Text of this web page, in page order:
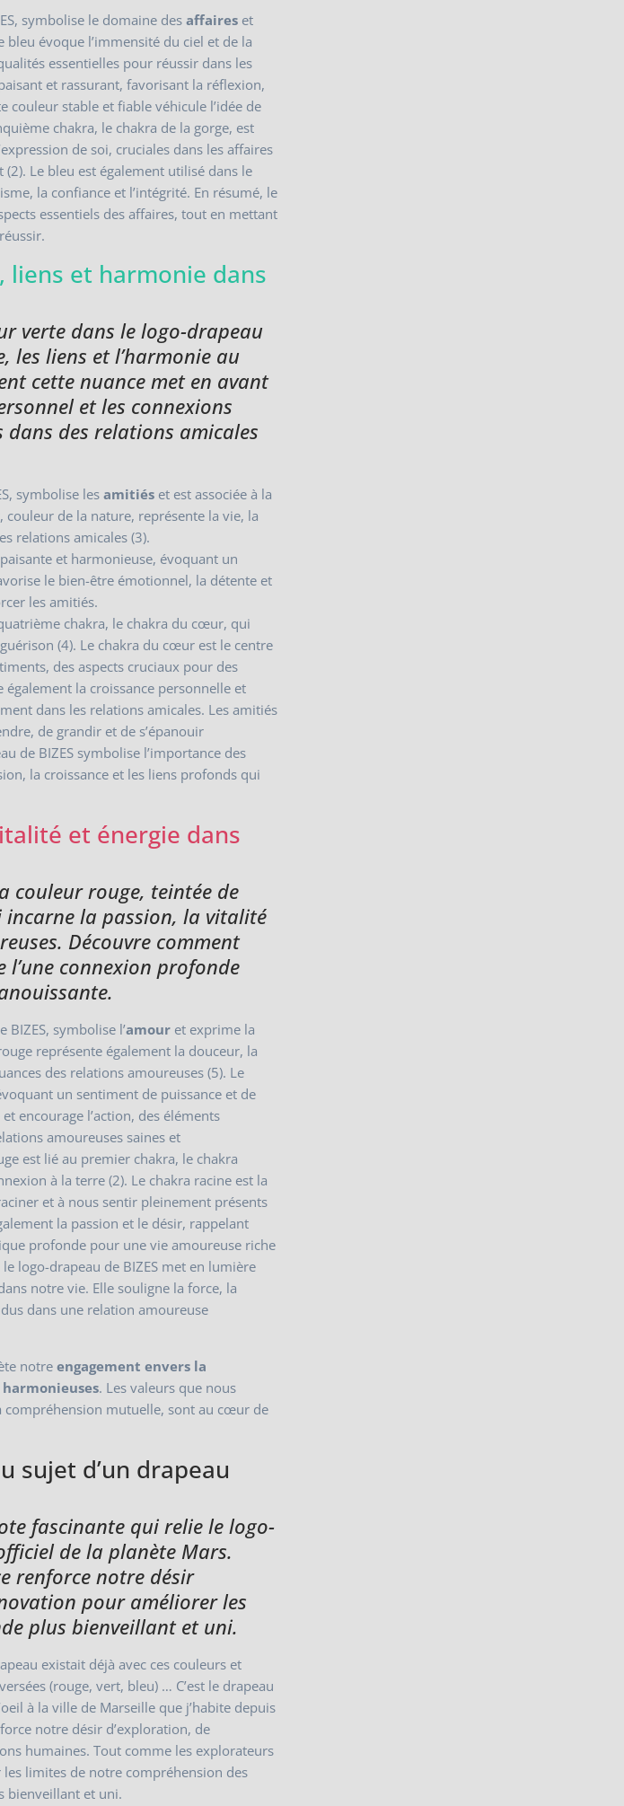
symbolise le domaine desaffaires et
bleu évoque l’immensité du ciel et de la
essentielles pour réussir dans les
et rassurant, favorisant la réflexion,
couleur stable et fiable véhicule l’idée de
chakra, le chakra de la gorge, est
de soi, cruciales dans les affaires
Le bleu est également utilisé dans le
la confiance et l’intégrité. En résumé, le
essentiels des affaires, tout en mettant
liens et harmonie dans
verte dans le logo-drapeau
les liens et l’harmonie au
cette nuance met en avant
et les connexions
des relations amicales
symbolise lesamitiés et est associée à la
couleur de la nature, représente la vie, la
relations amicales (3).
et harmonieuse, évoquant un
le bien-être émotionnel, la détente et
les amitiés.
chakra, le chakra du cœur, qui
(4). Le chakra du cœur est le centre
des aspects cruciaux pour des
la croissance personnelle et
dans les relations amicales. Les amitiés
de grandir et de s’épanouir
de BIZES symbolise l’importance des
la croissance et les liens profonds qui
et énergie dans
couleur rouge, teintée de
incarne la passion, la vitalité
Découvre comment
l’une connexion profonde
BIZES, symbolise l’amour et exprime la
représente également la douceur, la
des relations amoureuses (5). Le
un sentiment de puissance et de
encourage l’action, des éléments
amoureuses saines et
est lié au premier chakra, le chakra
à la terre (2). Le chakra racine est la
et à nous sentir pleinement présents
la passion et le désir, rappelant
profonde pour une vie amoureuse riche
logo-drapeau de BIZES met en lumière
notre vie. Elle souligne la force, la
dans une relation amoureuse
notre engagement envers la
. Les valeurs que nous
compréhension mutuelle, sont au cœur de
sujet d’un drapeau
fascinante qui relie le logo-
de la planète Mars.
renforce notre désir
pour améliorer les
plus bienveillant et uni.
existait déjà avec ces couleurs et
(rouge, vert, bleu) … C’est le drapeau
à la ville de Marseille que j’habite depuis
notre désir d’exploration, de
humaines. Tout comme les explorateurs
limites de notre compréhension des
bienveillant et uni.